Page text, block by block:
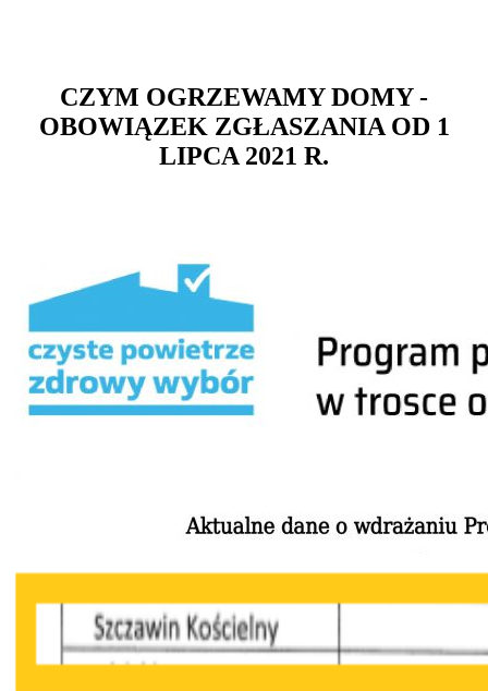
CZYM OGRZEWAMY DOMY -
OBOWIĄZEK ZGŁASZANIA OD 1
LIPCA 2021 R.